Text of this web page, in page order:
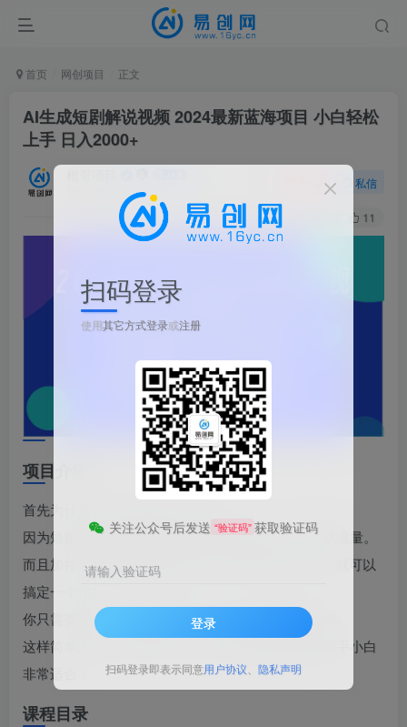
首页 网创项目 正文
AI生成短剧解说视频 2024最新蓝海项目 小白轻松
上手 日入2000+
私信
11
项目介绍
首先为什么会叫大家去做这个呢?
因为短剧解说一直都是一个很经典的赛道，根本不缺流量。
而且加持AI生成解说视频的软件一天就花你几分钟，就可以
搞定一个作品。
你只需要弄好一个封面图就行，每天花点零散的时间。
这样简单又好上手的副业，对于想在互联网赚钱的新手小白
非常适合！
课程目录
扫码登录
使用其它方式登录或注册
关注公众号后发送 “验证码” 获取验证码
请输入验证码
登录
扫码登录即表示同意用户协议、 隐私声明